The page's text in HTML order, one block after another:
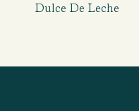
Dulce De Leche